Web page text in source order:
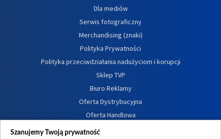
Dla mediów
Serwis fotograficzny
Merchandising (znaki)
Polityka Prywatności
Polityka przeciwdziałania nadużyciom i korupcji
Sklep TVP
Biuro Reklamy
Oferta Dystrybucyjna
Oferta Handlowa
Dostępność
Szanujemy Twoją prywatność